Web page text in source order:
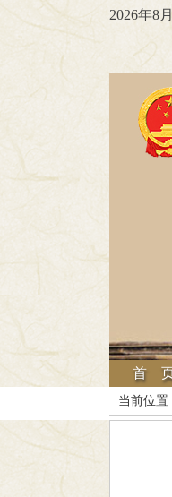
2026年8
首
当前位置